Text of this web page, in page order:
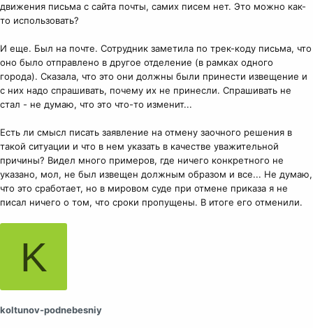
движения письма с сайта почты, самих писем нет. Это можно как-
то использовать?
И еще. Был на почте. Сотрудник заметила по трек-коду письма, что
оно было отправлено в другое отделение (в рамках одного
города). Сказала, что это они должны были принести извещение и
с них надо спрашивать, почему их не принесли. Спрашивать не
стал - не думаю, что это что-то изменит...
Есть ли смысл писать заявление на отмену заочного решения в
такой ситуации и что в нем указать в качестве уважительной
причины? Видел много примеров, где ничего конкретного не
указано, мол, не был извещен должным образом и все... Не думаю,
что это сработает, но в мировом суде при отмене приказа я не
писал ничего о том, что сроки пропущены. В итоге его отменили.
K
koltunov-podnebesniy